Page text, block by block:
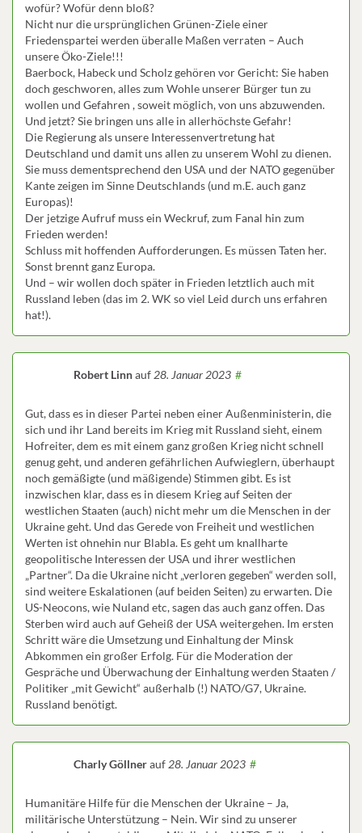
wofür? Wofür denn bloß?
Nicht nur die ursprünglichen Grünen-Ziele einer
Friedenspartei werden überalle Maßen verraten – Auch
unsere Öko-Ziele!!!
Baerbock, Habeck und Scholz gehören vor Gericht: Sie haben
doch geschworen, alles zum Wohle unserer Bürger tun zu
wollen und Gefahren , soweit möglich, von uns abzuwenden.
Und jetzt? Sie bringen uns alle in allerhöchste Gefahr!
Die Regierung als unsere Interessenvertretung hat
Deutschland und damit uns allen zu unserem Wohl zu dienen.
Sie muss dementsprechend den USA und der NATO gegenüber
Kante zeigen im Sinne Deutschlands (und m.E. auch ganz
Europas)!
Der jetzige Aufruf muss ein Weckruf, zum Fanal hin zum
Frieden werden!
Schluss mit hoffenden Aufforderungen. Es müssen Taten her.
Sonst brennt ganz Europa.
Und – wir wollen doch später in Frieden letztlich auch mit
Russland leben (das im 2. WK so viel Leid durch uns erfahren
hat!).
Robert Linnauf28. Januar 2023 #
Gut, dass es in dieser Partei neben einer Außenministerin, die
sich und ihr Land bereits im Krieg mit Russland sieht, einem
Hofreiter, dem es mit einem ganz großen Krieg nicht schnell
genug geht, und anderen gefährlichen Aufwieglern, überhaupt
noch gemäßigte (und mäßigende) Stimmen gibt. Es ist
inzwischen klar, dass es in diesem Krieg auf Seiten der
westlichen Staaten (auch) nicht mehr um die Menschen in der
Ukraine geht. Und das Gerede von Freiheit und westlichen
Werten ist ohnehin nur Blabla. Es geht um knallharte
geopolitische Interessen der USA und ihrer westlichen
„Partner“. Da die Ukraine nicht „verloren gegeben“ werden soll,
sind weitere Eskalationen (auf beiden Seiten) zu erwarten. Die
US-Neocons, wie Nuland etc, sagen das auch ganz offen. Das
Sterben wird auch auf Geheiß der USA weitergehen. Im ersten
Schritt wäre die Umsetzung und Einhaltung der Minsk
Abkommen ein großer Erfolg. Für die Moderation der
Gespräche und Überwachung der Einhaltung werden Staaten /
Politiker „mit Gewicht“ außerhalb (!) NATO/G7, Ukraine.
Russland benötigt.
Charly Göllnerauf28. Januar 2023 #
Humanitäre Hilfe für die Menschen der Ukraine – Ja,
militärische Unterstützung – Nein. Wir sind zu unserer